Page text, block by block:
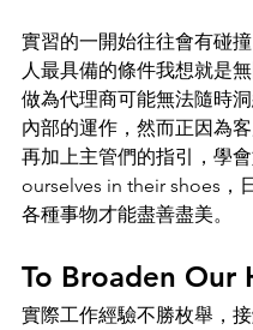
實習的一開始往往會有碰
人最具備的條件我想就是無
做為代理商可能無法隨時
內部的運作，然而正因為客
再加上主管們的指引，學
ourselves in their shoes，
各種事物才能盡善盡美。
To Broaden Our
實際工作經驗不勝枚舉，